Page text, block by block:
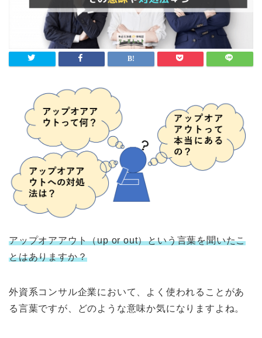
アップオアアウト（up or out）という言葉を聞いたこ
とはありますか？
外資系コンサル企業において、よく使われることがあ
る言葉ですが、どのような意味か気になりますよね。